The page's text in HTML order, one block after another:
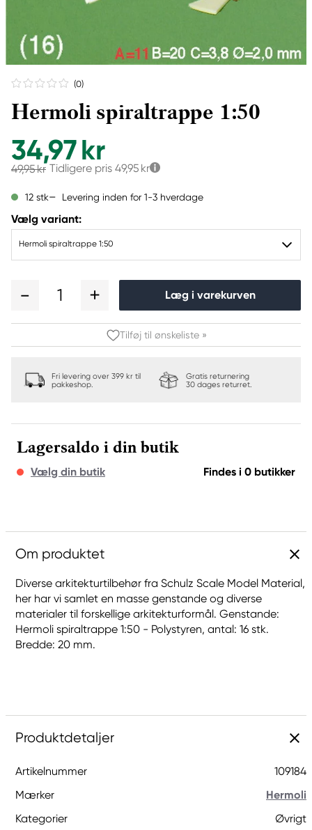
(0)
Hermoli spiraltrappe 1:50
34,97 kr
49,95 kr Tidligere pris 49,95 kr
12 stk Levering inden for 1-3 hverdage
Vælg variant:
Hermoli spiraltrappe 1:50
1 Læg i varekurven
Tilføj til ønskeliste »
Fri levering over 399 kr til
pakkeshop.
Gratis returnering
30 dages returret.
Lagersaldo i din butik
Vælg din butik Findes i 0 butikker
Om produktet
Diverse arkitekturtilbehør fra Schulz Scale Model Material,
her har vi samlet en masse genstande og diverse
materialer til forskellige arkitekturformål. Genstande:
Hermoli spiraltrappe 1:50 - Polystyren, antal: 16 stk.
Bredde: 20 mm.
Produktdetaljer
Artikelnummer
109184
Mærker
Hermoli
Kategorier
Øvrigt